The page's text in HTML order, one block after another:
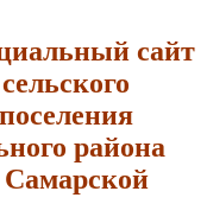
сайт
сельского
поселения
района